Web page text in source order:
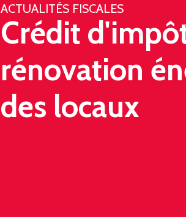
ACTUALITÉS FISCALES
Crédit
rénovation
des locaux